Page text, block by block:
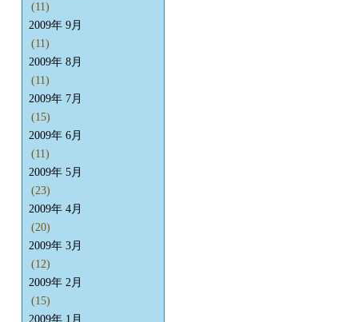
(11)
2009年 9月
(11)
2009年 8月
(11)
2009年 7月
(15)
2009年 6月
(11)
2009年 5月
(23)
2009年 4月
(20)
2009年 3月
(12)
2009年 2月
(15)
2009年 1月